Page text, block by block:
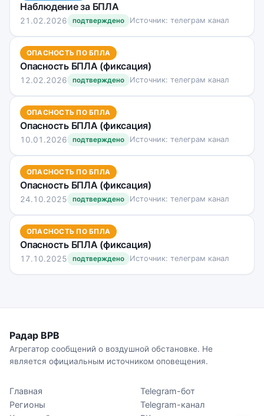
Наблюдение за БПЛА
21.02.2026 подтверждено Источник: телеграм канал
ОПАСНОСТЬ ПО БПЛА
Опасность БПЛА (фиксация)
12.02.2026 подтверждено Источник: телеграм канал
ОПАСНОСТЬ ПО БПЛА
Опасность БПЛА (фиксация)
10.01.2026 подтверждено Источник: телеграм канал
ОПАСНОСТЬ ПО БПЛА
Опасность БПЛА (фиксация)
24.10.2025 подтверждено Источник: телеграм канал
ОПАСНОСТЬ ПО БПЛА
Опасность БПЛА (фиксация)
17.10.2025 подтверждено Источник: телеграм канал
Радар ВРВ
Агрегатор сообщений о воздушной обстановке. Не
является официальным источником оповещения.
Главная
Регионы
Telegram-бот
Telegram-канал